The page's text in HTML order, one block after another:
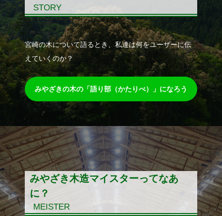
STORY
宮崎の木について語るとき、私達は何をユーザーに伝
えていくのか？
みやざきの木の「語り部（かたりべ）」になろう
みやざき木造マイスターってなあ
に？
MEISTER